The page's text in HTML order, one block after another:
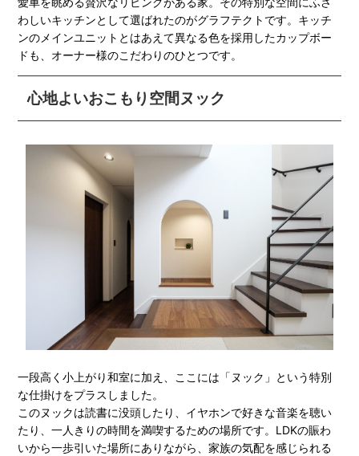
わしいキッチンとして選ばれたのがグラフテクトです。キッチ
ンのメインユニットとはあえて異なる色を採用したカップボー
ドも、オーナー様のこだわりのひとつです。
心地よいおこもり空間ヌック
一段高く小上がり和室に加え、ここには「ヌック」という特別
な仕掛けをプラスしました。
このヌックは読書に没頭したり、イヤホンで好きな音楽を聴い
たり、一人きりの時間を満喫するための場所です。LDKの賑わ
いから一歩引いた場所にありながら、家族の気配を感じられる